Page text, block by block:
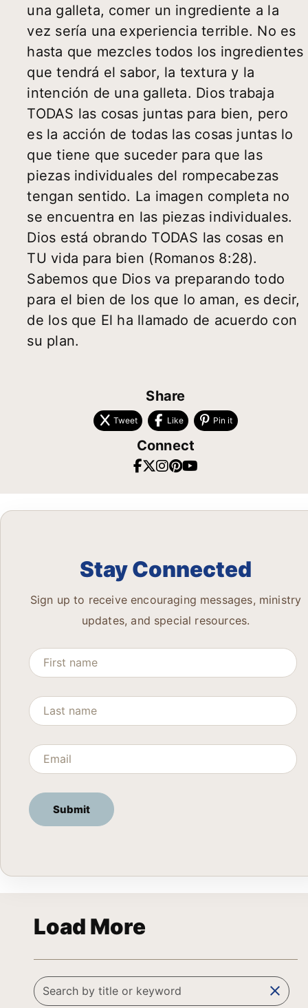
una galleta, comer un ingrediente a la
vez sería una experiencia terrible. No es
hasta que mezcles todos los ingredientes
que tendrá el sabor, la textura y la
intención de una galleta. Dios trabaja
TODAS las cosas juntas para bien, pero
es la acción de todas las cosas juntas lo
que tiene que suceder para que las
piezas individuales del rompecabezas
tengan sentido. La imagen completa no
se encuentra en las piezas individuales.
Dios está obrando TODAS las cosas en
TU vida para bien (Romanos 8:28).
Sabemos que Dios va preparando todo
para el bien de los que lo aman, es decir,
de los que El ha llamado de acuerdo con
su plan.
Share
Tweet Like Pin it
Connect
Stay Connected
Sign up to receive encouraging messages, ministry
updates, and special resources.
Load More
clear